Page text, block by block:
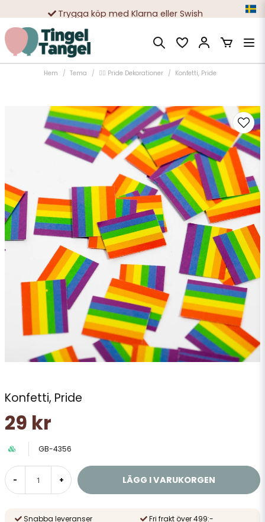
Trygga köp med Klarna eller Swish
10 000-tals nöjda kunder
Hem Tema 🏳️‍🌈 Pride Dekorationer Konfetti, Pride
Konfetti, Pride
29 kr
GB-4356
- + LÄGG I VARUKORGEN
Snabba leveranser
Fri frakt över 499:-